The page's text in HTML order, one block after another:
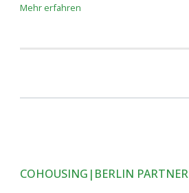
Mehr erfahren
COHOUSING|BERLIN PARTNER